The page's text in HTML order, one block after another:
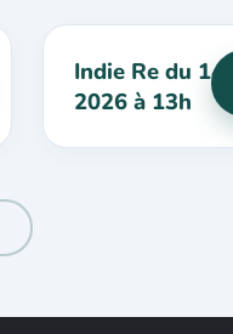
Indie Re du 14
2026 à 13h